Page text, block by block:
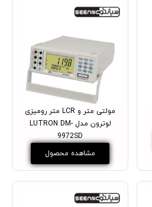
مولتی متر و LCR متر رومیزی
لوترون مدل LUTRON DM-
9972SD
مشاهده محصول